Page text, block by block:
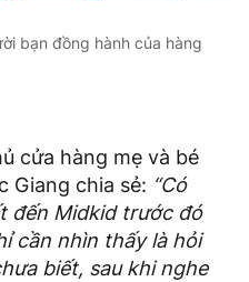
bạn đồng hành của hàng
cửa hàng mẹ và bé
Giang chia sẻ: “Có
đến Midkid trước đó
cần nhìn thấy là hỏi
biết, sau khi nghe